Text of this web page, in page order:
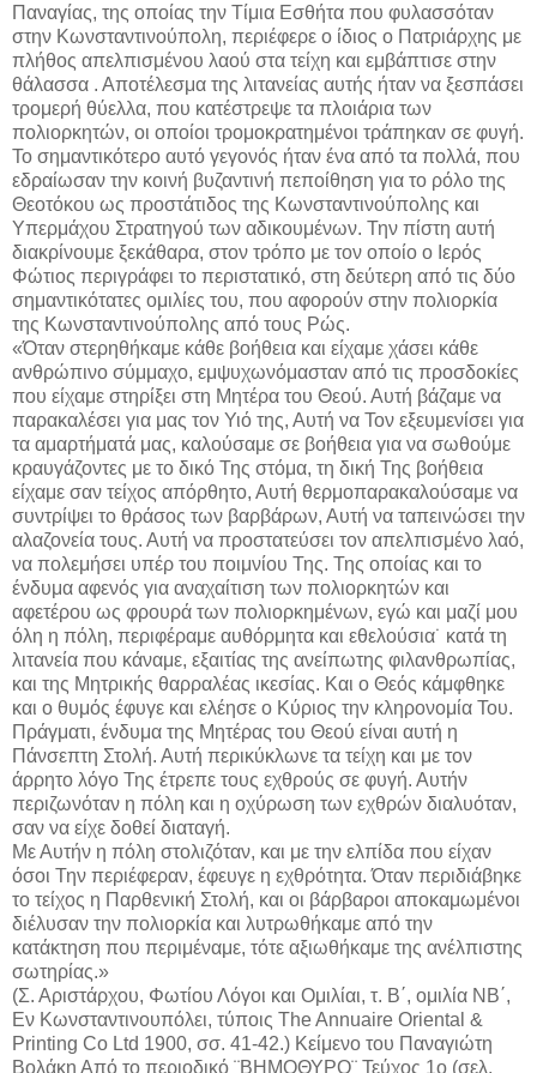
Παναγίας, της οποίας την Τίμια Εσθήτα που φυλασσόταν
στην Κωνσταντινούπολη, περιέφερε ο ίδιος ο Πατριάρχης με
πλήθος απελπισμένου λαού στα τείχη και εμβάπτισε στην
θάλασσα . Αποτέλεσμα της λιτανείας αυτής ήταν να ξεσπάσει
τρομερή θύελλα, που κατέστρεψε τα πλοιάρια των
πολιορκητών, οι οποίοι τρομοκρατημένοι τράπηκαν σε φυγή.
Το σημαντικότερο αυτό γεγονός ήταν ένα από τα πολλά, που
εδραίωσαν την κοινή βυζαντινή πεποίθηση για το ρόλο της
Θεοτόκου ως προστάτιδος της Κωνσταντινούπολης και
Υπερμάχου Στρατηγού των αδικουμένων. Την πίστη αυτή
διακρίνουμε ξεκάθαρα, στον τρόπο με τον οποίο ο Ιερός
Φώτιος περιγράφει το περιστατικό, στη δεύτερη από τις δύο
σημαντικότατες ομιλίες του, που αφορούν στην πολιορκία
της Κωνσταντινούπολης από τους Ρώς.
«Όταν στερηθήκαμε κάθε βοήθεια και είχαμε χάσει κάθε
ανθρώπινο σύμμαχο, εμψυχωνόμασταν από τις προσδοκίες
που είχαμε στηρίξει στη Μητέρα του Θεού. Αυτή βάζαμε να
παρακαλέσει για μας τον Υιό της, Αυτή να Τον εξευμενίσει για
τα αμαρτήματά μας, καλούσαμε σε βοήθεια για να σωθούμε
κραυγάζοντες με το δικό Της στόμα, τη δική Της βοήθεια
είχαμε σαν τείχος απόρθητο, Αυτή θερμοπαρακαλούσαμε να
συντρίψει το θράσος των βαρβάρων, Αυτή να ταπεινώσει την
αλαζονεία τους. Αυτή να προστατεύσει τον απελπισμένο λαό,
να πολεμήσει υπέρ του ποιμνίου Της. Της οποίας και το
ένδυμα αφενός για αναχαίτιση των πολιορκητών και
αφετέρου ως φρουρά των πολιορκημένων, εγώ και μαζί μου
όλη η πόλη, περιφέραμε αυθόρμητα και εθελούσια˙ κατά τη
λιτανεία που κάναμε, εξαιτίας της ανείπωτης φιλανθρωπίας,
και της Μητρικής θαρραλέας ικεσίας. Και ο Θεός κάμφθηκε
και ο θυμός έφυγε και ελέησε ο Κύριος την κληρονομία Του.
Πράγματι, ένδυμα της Μητέρας του Θεού είναι αυτή η
Πάνσεπτη Στολή. Αυτή περικύκλωνε τα τείχη και με τον
άρρητο λόγο Της έτρεπε τους εχθρούς σε φυγή. Αυτήν
περιζωνόταν η πόλη και η οχύρωση των εχθρών διαλυόταν,
σαν να είχε δοθεί διαταγή.
Με Αυτήν η πόλη στολιζόταν, και με την ελπίδα που είχαν
όσοι Την περιέφεραν, έφευγε η εχθρότητα. Όταν περιδιάβηκε
το τείχος η Παρθενική Στολή, και οι βάρβαροι αποκαμωμένοι
διέλυσαν την πολιορκία και λυτρωθήκαμε από την
κατάκτηση που περιμέναμε, τότε αξιωθήκαμε της ανέλπιστης
σωτηρίας.»
(Σ. Αριστάρχου, Φωτίου Λόγοι και Ομιλίαι, τ. Β΄, ομιλία ΝΒ΄,
Εν Κωνσταντινουπόλει, τύποις The Annuaire Oriental &
Printing Co Ltd 1900, σσ. 41-42.) Κείμενο του Παναγιώτη
Βολάκη Από το περιοδικό ¨ΒΗΜΟΘΥΡΟ¨ Τεύχος 1ο (σελ.